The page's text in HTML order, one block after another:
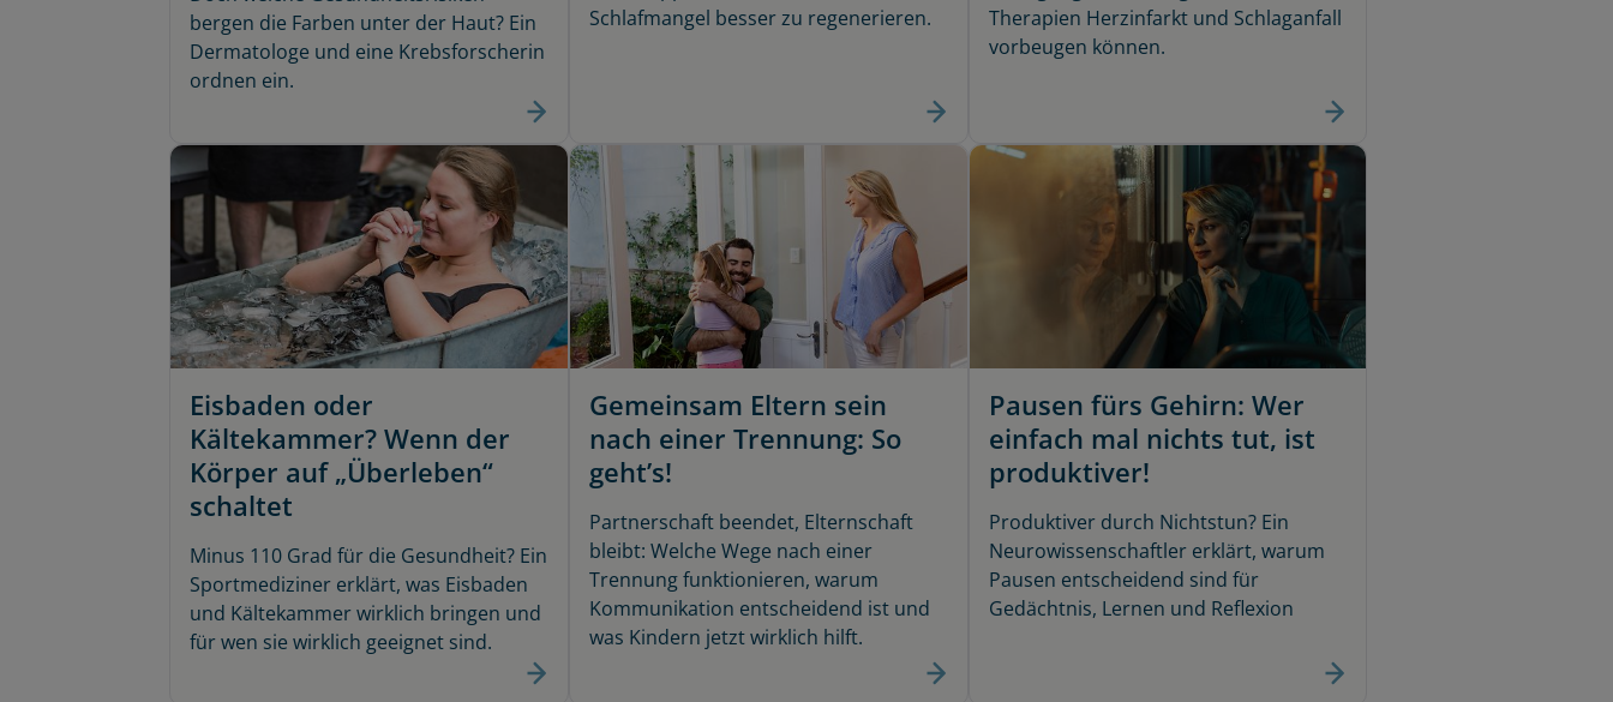
bergen die Farben unter der Haut? Ein
Dermatologe und eine Krebsforscherin
ordnen ein.
Schlafmangel besser zu regenerieren.
Therapien Herzinfarkt und Schlaganfall
vorbeugen können.
Eisbaden oder
Kältekammer? Wenn der
Körper auf „Überleben“
schaltet
Minus 110 Grad für die Gesundheit? Ein
Sportmediziner erklärt, was Eisbaden
und Kältekammer wirklich bringen und
für wen sie wirklich geeignet sind.
Gemeinsam Eltern sein
nach einer Trennung: So
geht’s!
Partnerschaft beendet, Elternschaft
bleibt: Welche Wege nach einer
Trennung funktionieren, warum
Kommunikation entscheidend ist und
was Kindern jetzt wirklich hilft.
Pausen fürs Gehirn: Wer
einfach mal nichts tut, ist
produktiver!
Produktiver durch Nichtstun? Ein
Neurowissenschaftler erklärt, warum
Pausen entscheidend sind für
Gedächtnis, Lernen und Reflexion